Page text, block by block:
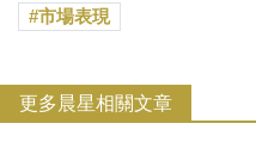
市場表現
更多晨星相關文章